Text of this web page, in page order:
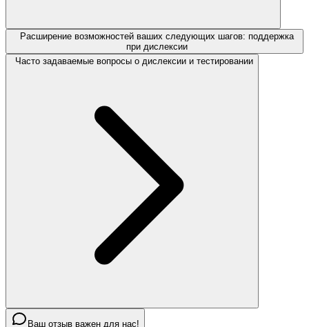
Расширение возможностей ваших следующих шагов: поддержка
при дислексии
Часто задаваемые вопросы о дислексии и тестировании
Ваш отзыв важен для нас!